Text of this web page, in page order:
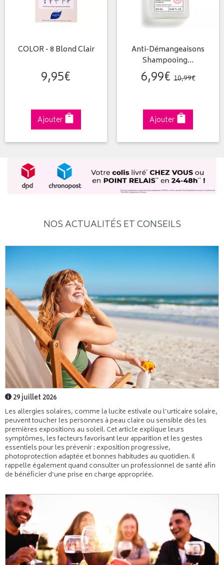
COLOR - 8 Blond Clair
9,95€
Ajouter
Anti-Démangeaisons
Shampooing…
6,99€ 10,99€
Ajouter
NOS ACTUALITÉS ET CONSEILS
29 juillet 2026
Les allergies solaires, comme la lucite estivale ou l’urticaire solaire,
peuvent toucher les personnes à peau claire ou sensible dès les
premières expositions au soleil. Cet article explique leurs
symptômes, les facteurs favorisant leur apparition et les gestes
essentiels pour les prévenir : exposition progressive,
photoprotection adaptée et bonnes habitudes au quotidien. Il
rappelle également quand consulter un professionnel de santé afin
de bénéficier d’une prise en charge appropriée.